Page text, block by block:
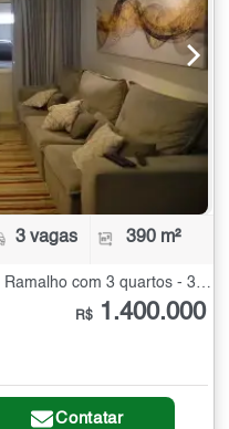
3 vagas 390 m²
R$ 1.400.000
Contatar